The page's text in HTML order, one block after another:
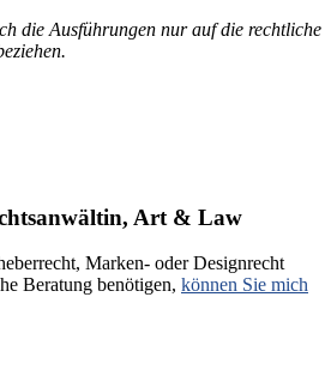
die Ausführungen nur auf die rechtliche
Art & Law
Marken- oder Designrecht
Beratung benötigen, können Sie mich